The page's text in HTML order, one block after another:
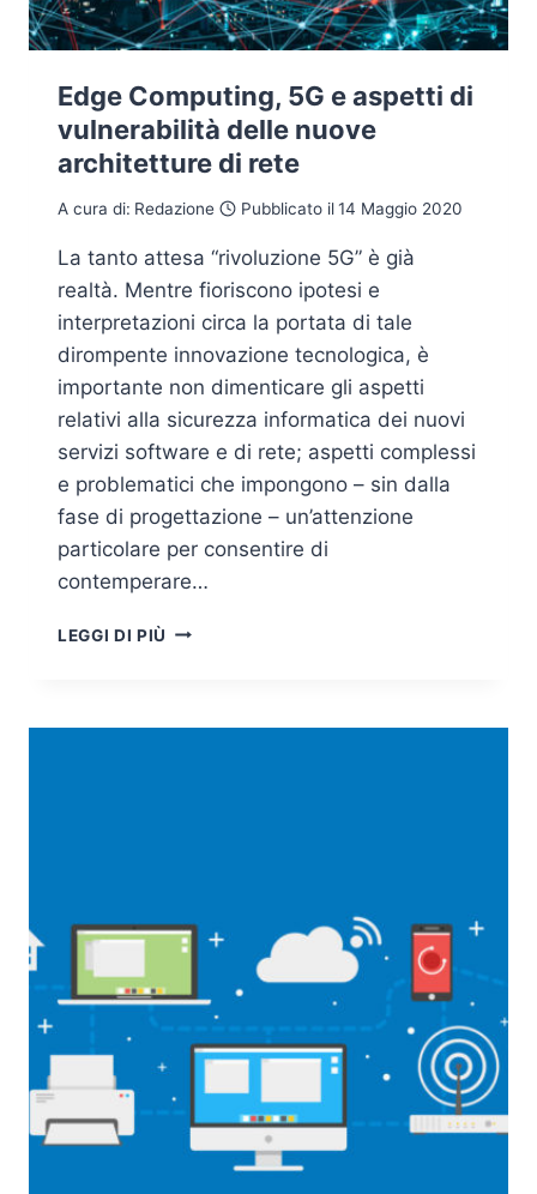
Edge Computing, 5G e aspetti di
vulnerabilità delle nuove
architetture di rete
A cura di: Redazione Pubblicato il14 Maggio 2020
La tanto attesa “rivoluzione 5G” è già
realtà. Mentre fioriscono ipotesi e
interpretazioni circa la portata di tale
dirompente innovazione tecnologica, è
importante non dimenticare gli aspetti
relativi alla sicurezza informatica dei nuovi
servizi software e di rete; aspetti complessi
e problematici che impongono – sin dalla
fase di progettazione – un’attenzione
particolare per consentire di
contemperare…
LEGGI DI PIÙ EDGE
ASPETTI